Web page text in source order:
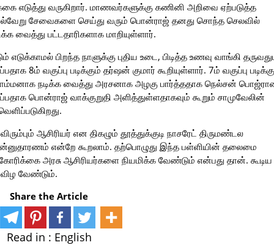
எடுத்து வருகிறார். மாணவர்களுக்கு கணினி அறிவை ஏற்படுத்த
சேவைகளை செய்து வரும் பொன்ராஜ் தனது சொந்த செலவில்
வைத்து பட்டதாரிகளாக மாறியுள்ளார்.
பிறந்த நாளுக்கு புதிய உடை, பிடித்த உணவு வாங்கி
8ம் வகுப்பு படிக்கும் தர்ஷன் குமார் கூறியுள்ளார். 7ம் வகுப்பு
நடிக்க வைத்து அரசனாக அழகு பார்த்ததாக நெல்சன்
பொன்ராஜ் வாக்குறுதி அளித்துள்ளதாகவும் கூறும் சாமுவேலின்
ஆசிரியர் என திகழும் தூத்துக்குடி நாசரேட் திருமண்டல
என்றே கூறலாம். தற்பொழுது இந்த பள்ளியின் தலைமை
அரசு ஆசிரியர்களை நியமிக்க வேண்டும் என்பது தான். கூடிய
வேண்டும்.
Share the Article
Read in : English